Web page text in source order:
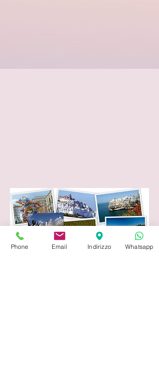
Phone Email Indirizzo Whatsapp